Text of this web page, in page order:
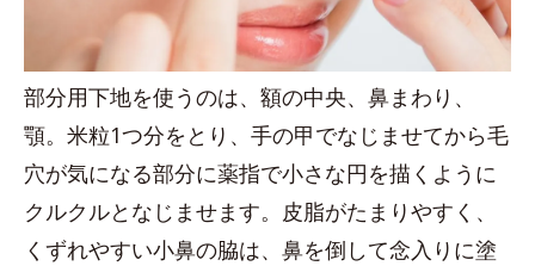
部分用下地を使うのは、額の中央、鼻まわり、
顎。米粒1つ分をとり、手の甲でなじませてから毛
穴が気になる部分に薬指で小さな円を描くように
クルクルとなじませます。皮脂がたまりやすく、
くずれやすい小鼻の脇は、鼻を倒して念入りに塗